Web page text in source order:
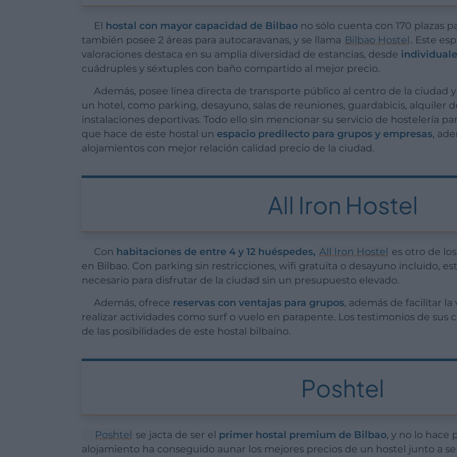
El hostal con mayor capacidad de Bilbao no sólo cuenta con 170 plazas
también posee 2 áreas para autocaravanas, y se llama Bilbao Hostel . Este
valoraciones destaca en su amplia diversidad de estancias, desde
cuádruples y séxtuples con baño compartido al mejor precio.
Además, posee línea directa de transporte público al centro de la ciudad y ofrece servicios propios de
un hotel, como parking, desayuno, salas de reuniones, guardabicis, alquiler
instalaciones deportivas. Todo ello sin mencionar su servicio de hostelería
que hace de este hostal un espacio predilecto para grupos y empresas,
alojamientos con mejor relación calidad precio de la ciudad.
All Iron Hostel
Con habitaciones de entre 4 y 12 huéspedes, All Iron Hostel es otro de
en Bilbao. Con parking sin restricciones, wifi gratuita o desayuno incluido,
necesario para disfrutar de la ciudad sin un presupuesto elevado.
Además, ofrece reservas con ventajas para grupos, además de facilitar
realizar actividades como surf o vuelo en parapente. Los testimonios de sus
de las posibilidades de este hostal bilbaíno.
Poshtel
Poshtel se jacta de ser el primer hostal premium de Bilbao, y no lo hace
alojamiento ha conseguido aunar los mejores precios de un hostel junto a